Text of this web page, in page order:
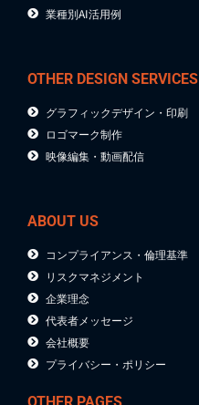
業種別AI活用例
OTHER DESIGN SERVICES
グラフィックデザイン・印刷
ロゴマーク制作
映像編集・動画配信
ABOUT US
コンプライアンス・倫理基準
リスクマネジメント
企業理念
代表者メッセージ
会社概要
プライバシー・ポリシー
OTHER PAGES